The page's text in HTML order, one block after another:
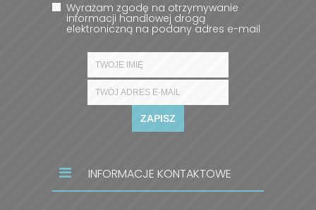
Wyrażam zgodę na otrzymywanie
informacji handlowej drogą
elektroniczną na podany adres e-mail
ZAPISZ
INFORMACJE KONTAKTOWE